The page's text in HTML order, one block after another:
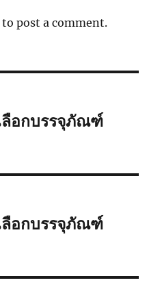
to post a comment.
ลือกบรรจุภัณฑ์
ลือกบรรจุภัณฑ์